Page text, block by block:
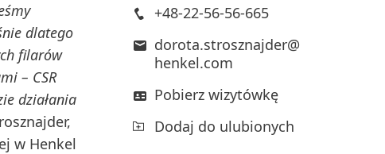
dlatego
filarów
– CSR
działania
w Henkel
+48-22-56-56-665
dorota.strosznajder@
henkel.com
Pobierz wizytówkę
Dodaj do ulubionych